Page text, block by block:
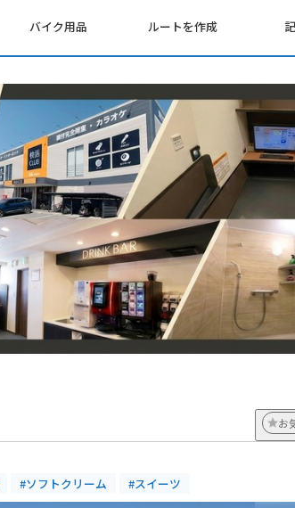
バイク用品 ルートを作成
お
#ソフトクリーム #スイーツ